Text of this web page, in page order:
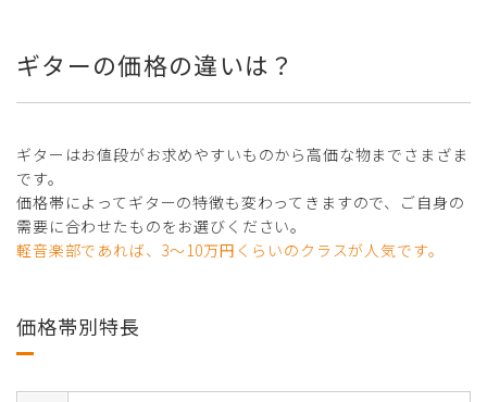
ギターの価格の違いは？
ギターはお値段がお求めやすいものから高価な物までさまざま
です。
価格帯によってギターの特徴も変わってきますので、ご自身の
需要に合わせたものをお選びください。
軽音楽部であれば、3～10万円くらいのクラスが人気です。
価格帯別特長